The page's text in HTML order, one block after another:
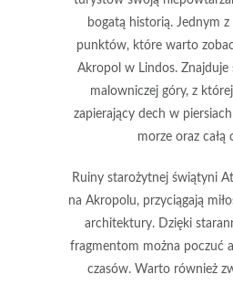
bogatą historią. Jednym z
punktów, które warto
Akropol w Lindos. Znajduje
malowniczej góry, z
zapierający dech w
morze oraz całą
Ruiny starożytnej świątyni
na Akropolu, przyciągają
architektury. Dzięki
fragmentom można poczuć
czasów. Warto również